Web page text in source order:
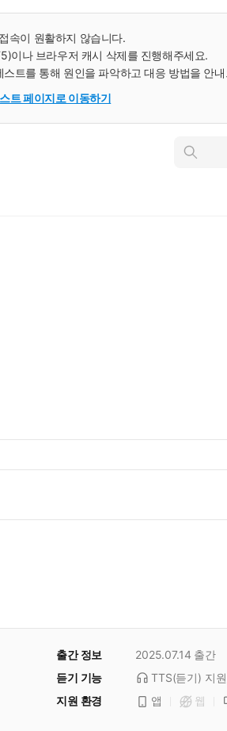
속이 원활하지 않습니다.
이나 브라우저 캐시 삭제를 진행해주세요.
트를 통해 원인을 파악하고 대응 방법을 안
트 페이지로 이동하기
인
출간 정보 2025.07.14 출간
듣기 기능
TTS(듣기) 지원
지원 환경
앱 웹